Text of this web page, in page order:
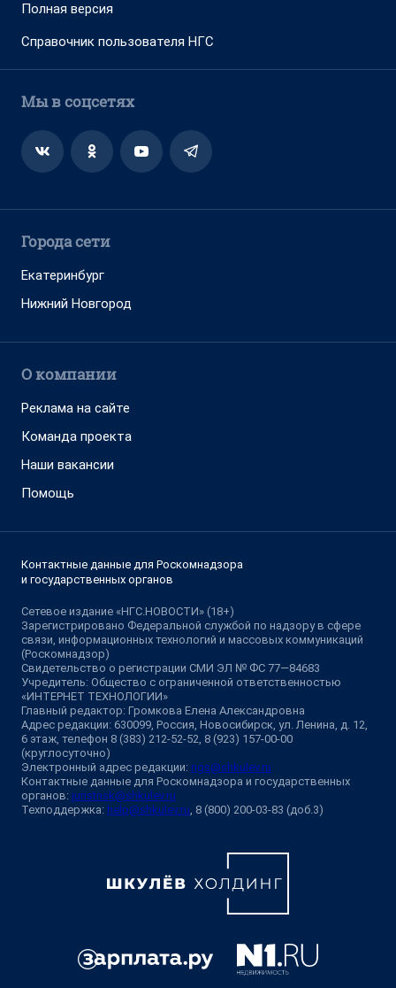
Полная версия
Справочник пользователя НГС
Мы в соцсетях
Города сети
Екатеринбург
Нижний Новгород
О компании
Реклама на сайте
Команда проекта
Наши вакансии
Помощь
Контактные данные для Роскомнадзора
и государственных органов
Сетевое издание «НГС.НОВОСТИ» (18+)
Зарегистрировано Федеральной службой по надзору в сфере
связи, информационных технологий и массовых коммуникаций
(Роскомнадзор)
Свидетельство о регистрации СМИ ЭЛ № ФС 77—84683
Учредитель: Общество с ограниченной ответственностью
«ИНТЕРНЕТ ТЕХНОЛОГИИ»
Главный редактор: Громкова Елена Александровна
Адрес редакции: 630099, Россия, Новосибирск, ул. Ленина, д. 12,
6 этаж, телефон 8 (383) 212-52-52, 8 (923) 157-00-00
(круглосуточно)
Электронный адрес редакции: ngs@shkulev.ru
Контактные данные для Роскомнадзора и государственных
органов: juristnsk@shkulev.ru
Техподдержка: help@shkulev.ru, 8 (800) 200-03-83 (доб.3)